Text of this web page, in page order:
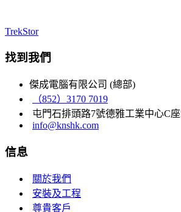
TrekStor
找到我們
傑成電腦有限公司 (總部)
（852）3170 7019
屯門石排頭路7號德雅工業中心C座
info@knshk.com
信息
關於我們
安裝及工程
尊貴客戶